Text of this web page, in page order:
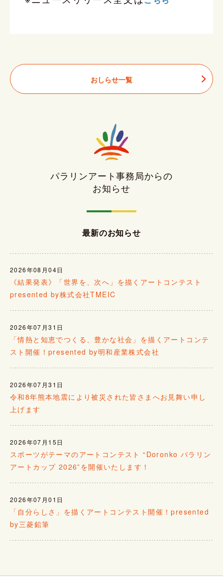
おしらせ一覧
パラリンアート事務局からの
お知らせ
最新のお知らせ
2026年08月04日
《結果発表》「世界を、次へ」を描くアートコンテスト
presented by株式会社TMEIC
2026年07月31日
「情熱と知恵でつくる、豊かな社会」を描くアートコンテ
スト開催！presented by明和産業株式会社
2026年07月31日
令和8年熊本地震により被災された皆さまへお見舞い申し
上げます
2026年07月15日
スポーツがテーマのアートコンテスト “Doronko パラリン
アートカップ 2026”を開催いたします！
2026年07月01日
「自分らしさ」を描くアートコンテスト開催！presented
by三菱鉛筆